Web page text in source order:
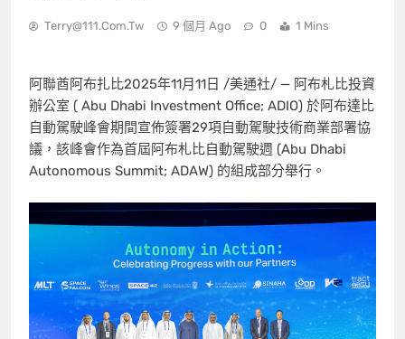
Terry@111.com.tw 9 個月 Ago 0 1 Mins
阿聯酋阿布扎比2025年11月11日 /美通社/ — 阿布札比投資
辦公室 ( Abu Dhabi Investment Office; ADIO) 於阿布達比
自動駕駛峰會期間宣佈簽署29項自動駕駛技術商業部署協
議，該峰會作為首屆阿布札比自動駕駛週 (Abu Dhabi
Autonomous Summit; ADAW) 的組成部分舉行。